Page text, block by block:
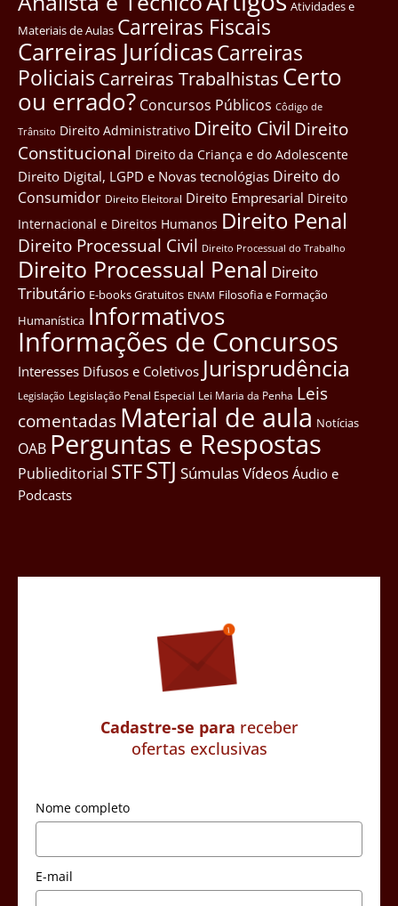
Atividades e
Materiais de Aulas Carreiras Fiscais
Carreiras JurídicasCarreiras
Policiais Carreiras Trabalhistas Certo
ou errado? Concursos Públicos Côdigo de
Trânsito Direito Administrativo Direito Civil Direito
Constitucional Direito da Criança e do Adolescente
Direito Digital, LGPD e Novas tecnológias Direito do
Consumidor Direito Eleitoral Direito Empresarial Direito
Internacional e Direitos Humanos Direito Penal
Direito Processual Civil Direito Processual do Trabalho
Direito Processual Penal Direito
Tributário E-books Gratuitos ENAM Filosofia e Formação
Humanística Informativos
Informações de Concursos
Interesses Difusos e Coletivos Jurisprudência
Legislação Legislação Penal Especial Lei Maria da Penha Leis
comentadas Material de aula Notícias
OAB Perguntas e Respostas
Publieditorial STFSTJ SúmulasVídeos Áudio e
Podcasts
Cadastre-se para receber
ofertas exclusivas
Nome completo
E-mail